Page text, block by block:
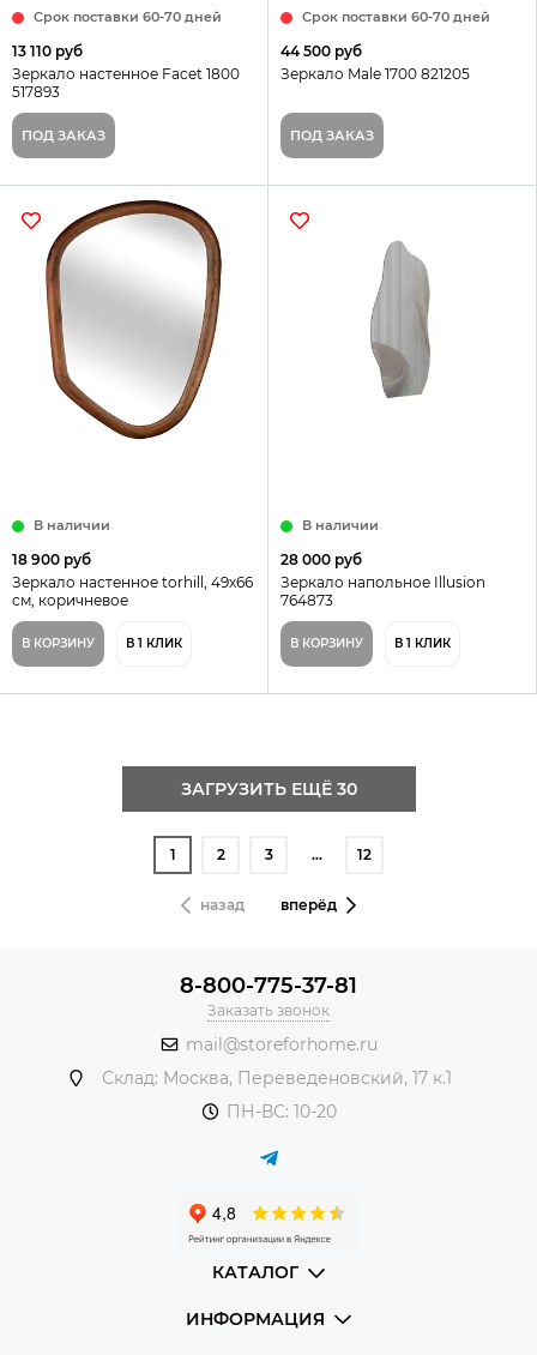
Срок поставки 60-70 дней
13 110 руб
Зеркало настенное Facet 1800
517893
ПОД ЗАКАЗ
Срок поставки 60-70 дней
44 500 руб
Зеркало Male 1700 821205
ПОД ЗАКАЗ
В наличии
18 900 руб
Зеркало настенное torhill, 49х66
см, коричневое
В КОРЗИНУ В 1 КЛИК
В наличии
28 000 руб
Зеркало напольное Illusion
764873
В КОРЗИНУ В 1 КЛИК
ЗАГРУЗИТЬ ЕЩЁ 30
назад
1 2 3 … 12
вперёд
8-800-775-37-81
Заказать звонок
mail@storeforhome.ru
Склад: Москва, Переведеновский, 17 к.1
ПН-ВС: 10-20
КАТАЛОГ
ИНФОРМАЦИЯ